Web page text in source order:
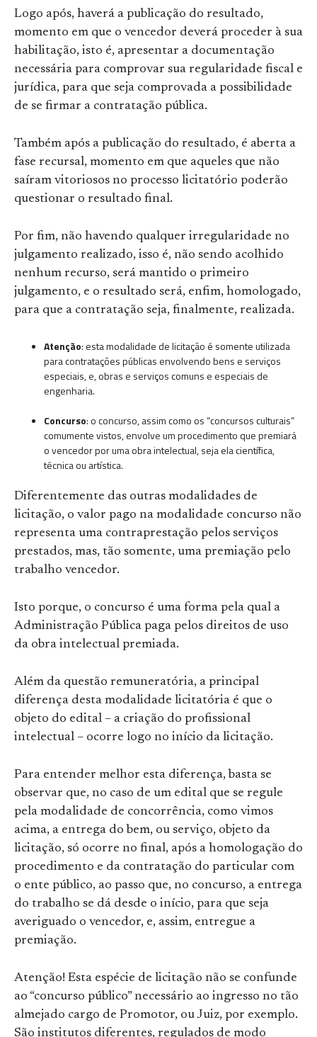
Logo após, haverá a publicação do resultado,
momento em que o vencedor deverá proceder à sua
habilitação, isto é, apresentar a documentação
necessária para comprovar sua regularidade fiscal e
jurídica, para que seja comprovada a possibilidade
de se firmar a contratação pública.
Também após a publicação do resultado, é aberta a
fase recursal, momento em que aqueles que não
saíram vitoriosos no processo licitatório poderão
questionar o resultado final.
Por fim, não havendo qualquer irregularidade no
julgamento realizado, isso é, não sendo acolhido
nenhum recurso, será mantido o primeiro
julgamento, e o resultado será, enfim, homologado,
para que a contratação seja, finalmente, realizada.
Atenção: esta modalidade de licitação é somente utilizada
para contratações públicas envolvendo bens e serviços
especiais, e, obras e serviços comuns e especiais de
engenharia.
Concurso: o concurso, assim como os “concursos culturais”
comumente vistos, envolve um procedimento que premiará
o vencedor por uma obra intelectual, seja ela científica,
técnica ou artística.
Diferentemente das outras modalidades de
licitação, o valor pago na modalidade concurso não
representa uma contraprestação pelos serviços
prestados, mas, tão somente, uma premiação pelo
trabalho vencedor.
Isto porque, o concurso é uma forma pela qual a
Administração Pública paga pelos direitos de uso
da obra intelectual premiada.
Além da questão remuneratória, a principal
diferença desta modalidade licitatória é que o
objeto do edital – a criação do profissional
intelectual – ocorre logo no início da licitação.
Para entender melhor esta diferença, basta se
observar que, no caso de um edital que se regule
pela modalidade de concorrência, como vimos
acima, a entrega do bem, ou serviço, objeto da
licitação, só ocorre no final, após a homologação do
procedimento e da contratação do particular com
o ente público, ao passo que, no concurso, a entrega
do trabalho se dá desde o início, para que seja
averiguado o vencedor, e, assim, entregue a
premiação.
Atenção! Esta espécie de licitação não se confunde
ao “concurso público” necessário ao ingresso no tão
almejado cargo de Promotor, ou Juiz, por exemplo.
São institutos diferentes, regulados de modo